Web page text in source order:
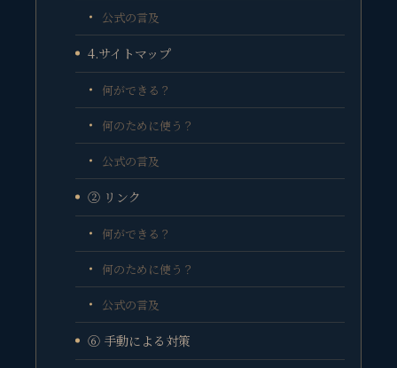
公式の言及
4.サイトマップ
何ができる？
何のために使う？
公式の言及
② リンク
何ができる？
何のために使う？
公式の言及
⑥ 手動による対策